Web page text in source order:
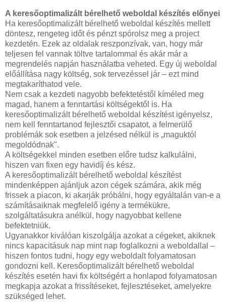
A keresőoptimalizált bérelhető weboldal készítés előnyei
Ha keresőoptimalizált bérelhető weboldal készítés mellett
döntesz, rengeteg időt és pénzt spórolsz meg a project
kezdetén. Ezek az oldalak reszponzívak, van, hogy már
teljesen fel vannak töltve tartalommal és akár már a
megrendelés napján használatba veheted. Egy új weboldal
előállítása nagy költség, sok tervezéssel jár – ezt mind
megtakaríthatod vele.
Nem csak a kezdeti nagyobb befektetéstől kíméled meg
magad, hanem a fenntartási költségektől is. Ha
keresőoptimalizált bérelhető weboldal készítést igényelsz,
nem kell fenntartanod fejlesztői csapatot, a felmerülő
problémák sok esetben a jelzésed nélkül is „maguktól
megoldódnak".
A költségekkel minden esetben előre tudsz kalkulálni,
hiszen van fixen egy havidíj és kész.
A keresőoptimalizált bérelhető weboldal készítést
mindenképpen ajánljuk azon cégek számára, akik még
frissek a piacon, ki akarják próbálni, hogy egyáltalán van-e a
számításaiknak megfelelő igény a termékükre,
szolgáltatásukra anélkül, hogy nagyobbat kellene
befektetniük.
Ugyanakkor kiválóan kiszolgálja azokat a cégeket, akiknek
nincs kapacitásuk nap mint nap foglalkozni a weboldallal –
hiszen fontos tudni, hogy egy weboldalt folyamatosan
gondozni kell. Keresőoptimalizált bérelhető weboldal
készítés esetén havi fix költségért a honlapod folyamatosan
megkapja azokat a frissítéseket, fejlesztéseket, amelyekre
szükséged lehet.